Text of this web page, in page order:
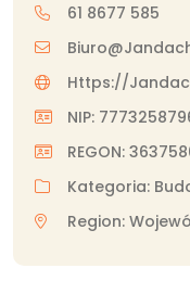
61 8677 585
Https://
NIP:
REGON:
Kategoria:
Region: